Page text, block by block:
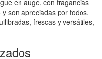
en auge, con fragancias
son apreciadas por todos.
frescas y versátiles,